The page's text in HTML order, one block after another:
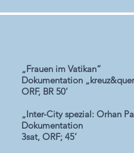
„Frauen im Vatikan“
Dokumentation
ORF, BR 50’
„Inter-City spezial: Orhan
Dokumentation
3sat, ORF; 45’